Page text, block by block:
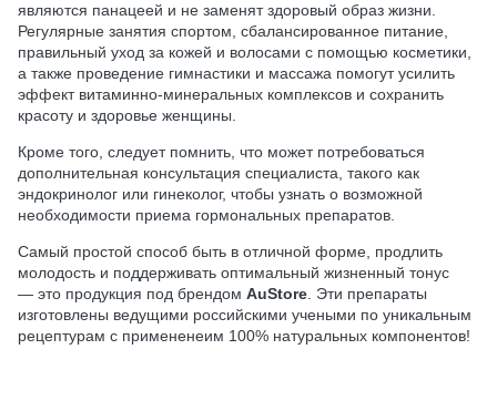
являются панацеей и не заменят здоровый образ жизни.
Регулярные занятия спортом, сбалансированное питание,
правильный уход за кожей и волосами с помощью косметики,
а также проведение гимнастики и массажа помогут усилить
эффект витаминно-минеральных комплексов и сохранить
красоту и здоровье женщины.
Кроме того, следует помнить, что может потребоваться
дополнительная консультация специалиста, такого как
эндокринолог или гинеколог, чтобы узнать о возможной
необходимости приема гормональных препаратов.
Самый простой способ быть в отличной форме, продлить
молодость и поддерживать оптимальный жизненный тонус
— это продукция под брендом AuStore . Эти препараты
изготовлены ведущими российскими учеными по уникальным
рецептурам с примененеим 100% натуральных компонентов!